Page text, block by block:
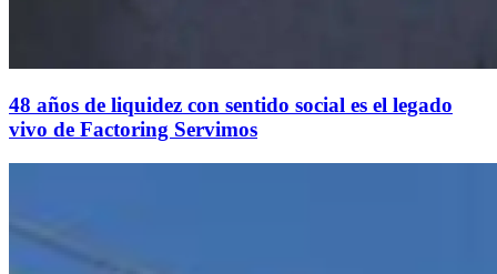
48 años de liquidez con sentido social es el legado
vivo de Factoring Servimos